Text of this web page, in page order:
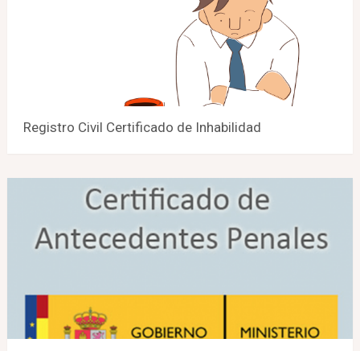
Registro Civil Certificado de Inhabilidad